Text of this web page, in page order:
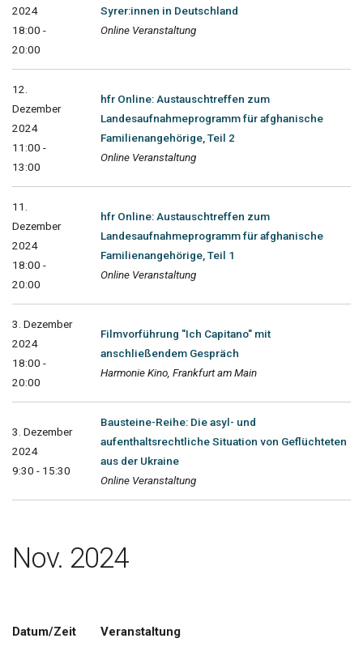
2024
18:00 -
20:00
Syrer:innen in Deutschland
Online Veranstaltung
12.
Dezember
2024
11:00 -
13:00
hfr Online: Austauschtreffen zum
Landesaufnahmeprogramm für afghanische
Familienangehörige, Teil 2
Online Veranstaltung
11.
Dezember
2024
18:00 -
20:00
hfr Online: Austauschtreffen zum
Landesaufnahmeprogramm für afghanische
Familienangehörige, Teil 1
Online Veranstaltung
3. Dezember
2024
18:00 -
20:00
Filmvorführung "Ich Capitano" mit
anschließendem Gespräch
Harmonie Kino, Frankfurt am Main
3. Dezember
2024
9:30 - 15:30
Bausteine-Reihe: Die asyl- und
aufenthaltsrechtliche Situation von Geflüchteten
aus der Ukraine
Online Veranstaltung
Nov. 2024
Datum/Zeit Veranstaltung